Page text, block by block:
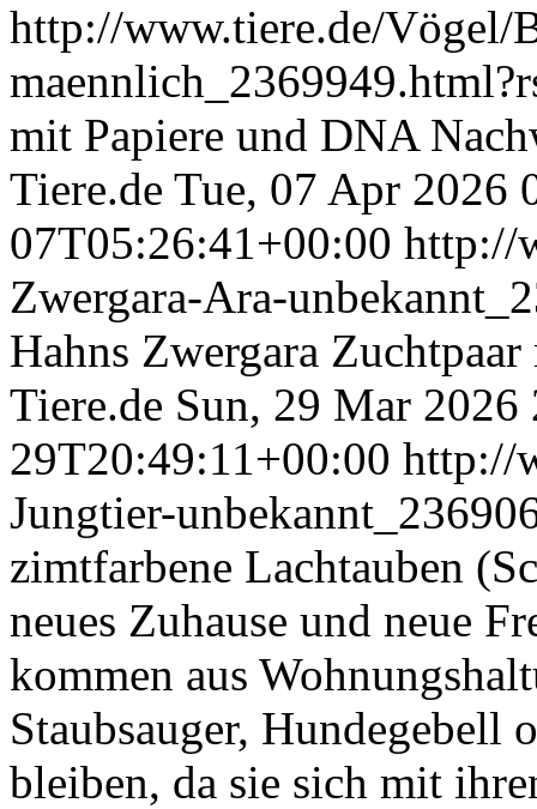
http://www.tiere.de/Vögel/
mit Papiere und DNA
Tiere.de Tue, 07 Apr 2026
07T05:26:41+00:00 http://
Zwergara-Ara-
Hahns Zwergara
Tiere.de Sun, 29 Mar
29T20:49:11+00:00 http://
Jungtier-
zimtfarbene Lachtauben
neues Zuhause und neue
kommen aus
Staubsauger, Hundegebell
bleiben, da sie sich mit